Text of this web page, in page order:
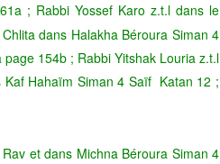
; Rabbi Yossef Karo z.t.l dans le
dans Halakha Béroura Siman 4
154b ; Rabbi Yitshak Louria z.t.l
Kaf Hahaïm Siman 4 Saïf Katan 12 ;
et dans Michna Béroura Siman 4